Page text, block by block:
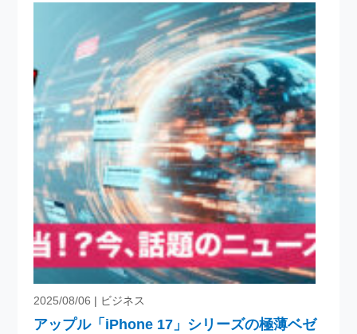
2025/08/06 | ビジネス
アップル「iPhone 17」シリーズの極薄ベゼ